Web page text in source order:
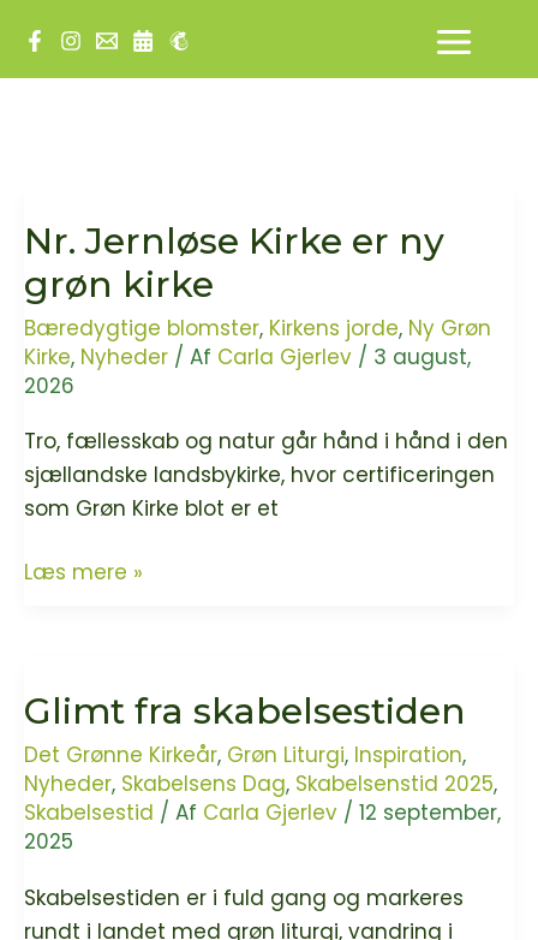
indholdet
Nr. Jernløse Kirke er ny
grøn kirke
Bæredygtige blomster, Kirkens jorde, Ny Grøn
Kirke, Nyheder / Af Carla Gjerlev / 3 august,
2026
Tro, fællesskab og natur går hånd i hånd i den
sjællandske landsbykirke, hvor certificeringen
som Grøn Kirke blot er et
Nr.
ny
grøn
kirke
Læs mere »
Glimt fra skabelsestiden
Det Grønne Kirkeår, Grøn Liturgi, Inspiration,
Nyheder, Skabelsens Dag, Skabelsenstid 2025,
Skabelsestid / Af Carla Gjerlev / 12 september,
2025
Skabelsestiden er i fuld gang og markeres
rundt i landet med grøn liturgi, vandring i